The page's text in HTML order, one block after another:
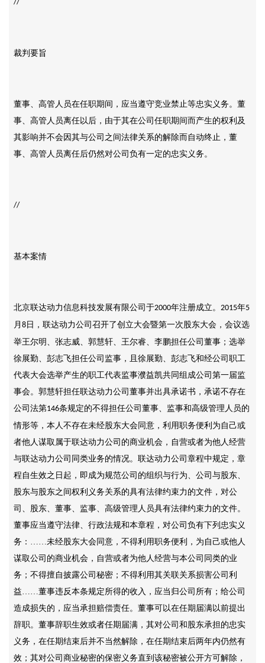
//
裁判要旨
董事、高管人员在任职期间，应当遵守竞业禁止等忠实义务。董
事、高管人员离任以后，由于其在公司任职期间而产生的权利及
其影响并不会因其与公司之间法律关系的解除而自动终止，董
事、高管人员离任后仍然对公司负有一定的忠实义务。
//
基本案情
北京联达动力信息科技发展有限公司于2000年注册成立。 2015年5
月8日，联达动力公司召开了创立大会暨第一次股东大会，会议选
举王尔明、张志威、郭慧轩、王尔睿、李鹏担任公司董事；选举
徐展勤、彭志飞担任公司监事，且徐展勤、彭志飞和经公司职工
代表大会选举产生的职工代表监事濮益凯共同组成公司第一届监
事会。郭慧轩担任联达动力公司董事并出具承诺书，承诺不存在
公司法第146条规定的不得担任公司董事、监事和高级管理人员的
情形等，本人不存在未经股东大会同意，利用职务便利为自己或
者他人谋取属于联达动力公司的商业机会，自营或者为他人经营
与联达动力公司同类业务的情况。联达动力公司章程中规定，章
程自生效之日起，即成为规范公司的组织与行为、公司与股东、
股东与股东之间权利义务关系的具有法律约束力的文件，对公
司、股东、董事、监事、高级管理人员具有法律约束力的文件。
董事应当遵守法律、行政法规和本章程，对公司负有下列忠实义
务：……未经股东大会同意，不得利用职务便利，为自己或他人
谋取公司的商业机会，自营或者为他人经营与本公司同类的业
务；不得擅自披露公司秘密；不得利用其关联关系损害公司利
益……董事违反本条规定所得的收入，应当归公司所有；给公司
造成损失的，应当承担赔偿责任。董事可以在任期届满以前提出
辞职。董事辞职生效或者任期届满，其对公司和股东承担的忠实
义务，在任期结束后并不当然解除，在任期结束后两年内仍然有
效；其对公司商业秘密的保密义务直到该秘密被公开方可解除，